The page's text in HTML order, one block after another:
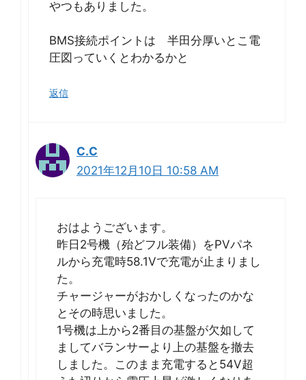
やつもありました。
BMS接続ポイントは 半田分厚いとこ電
圧図っていくとわかるかと
返信
C.C
2021年12月10日 10:58 AM
おはようございます。
昨日2号機（殆どフル装備）をPVパネ
ルから充電時58.1Vで充電が止まりまし
た。
チャージャーがおかしくなったのかな
とその時思いました。
1号機は上から2番目の基盤が欠如して
ましてバランサーより上の基盤を撤去
しました。このまま充電すると54V超